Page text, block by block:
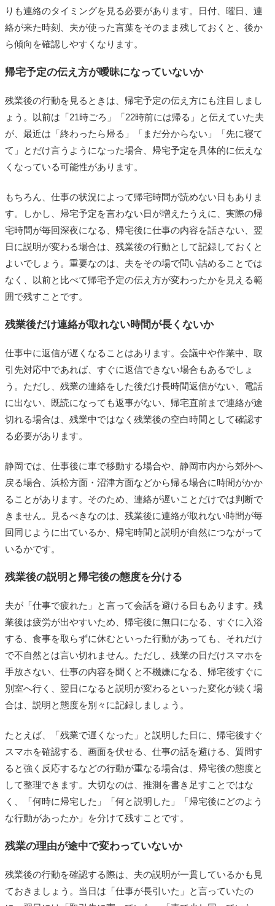
りも連絡のタイミングを見る必要があります。日付、曜日、連
絡が来た時刻、夫が使った言葉をそのまま残しておくと、後か
ら傾向を確認しやすくなります。
帰宅予定の伝え方が曖昧になっていないか
残業後の行動を見るときは、帰宅予定の伝え方にも注目しまし
ょう。以前は「21時ごろ」「22時前には帰る」と伝えていた夫
が、最近は「終わったら帰る」「まだ分からない」「先に寝て
て」とだけ言うようになった場合、帰宅予定を具体的に伝えな
くなっている可能性があります。
もちろん、仕事の状況によって帰宅時間が読めない日もありま
す。しかし、帰宅予定を言わない日が増えたうえに、実際の帰
宅時間が毎回深夜になる、帰宅後に仕事の内容を話さない、翌
日に説明が変わる場合は、残業後の行動として記録しておくと
よいでしょう。重要なのは、夫をその場で問い詰めることでは
なく、以前と比べて帰宅予定の伝え方が変わったかを見える範
囲で残すことです。
残業後だけ連絡が取れない時間が長くないか
仕事中に返信が遅くなることはあります。会議中や作業中、取
引先対応中であれば、すぐに返信できない場合もあるでしょ
う。ただし、残業の連絡をした後だけ長時間返信がない、電話
に出ない、既読になっても返事がない、帰宅直前まで連絡が途
切れる場合は、残業中ではなく残業後の空白時間として確認す
る必要があります。
静岡では、仕事後に車で移動する場合や、静岡市内から郊外へ
戻る場合、浜松方面・沼津方面などから帰る場合に時間がかか
ることがあります。そのため、連絡が遅いことだけでは判断で
きません。見るべきなのは、残業後に連絡が取れない時間が毎
回同じように出ているか、帰宅時間と説明が自然につながって
いるかです。
残業後の説明と帰宅後の態度を分ける
夫が「仕事で疲れた」と言って会話を避ける日もあります。残
業後は疲労が出やすいため、帰宅後に無口になる、すぐに入浴
する、食事を取らずに休むといった行動があっても、それだけ
で不自然とは言い切れません。ただし、残業の日だけスマホを
手放さない、仕事の内容を聞くと不機嫌になる、帰宅後すぐに
別室へ行く、翌日になると説明が変わるといった変化が続く場
合は、説明と態度を別々に記録しましょう。
たとえば、「残業で遅くなった」と説明した日に、帰宅後すぐ
スマホを確認する、画面を伏せる、仕事の話を避ける、質問す
ると強く反応するなどの行動が重なる場合は、帰宅後の態度と
して整理できます。大切なのは、推測を書き足すことではな
く、「何時に帰宅した」「何と説明した」「帰宅後にどのよう
な行動があったか」を分けて残すことです。
残業の理由が途中で変わっていないか
残業後の行動を確認する際は、夫の説明が一貫しているかも見
ておきましょう。当日は「仕事が長引いた」と言っていたの